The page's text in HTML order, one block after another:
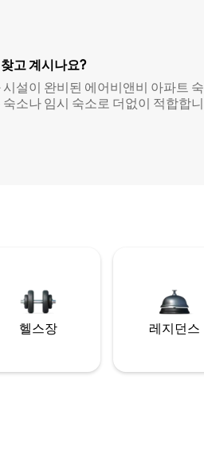
고 계시나요?
설이 완비된 에어비앤비 아파트 숙
소나 임시 숙소로 더없이 적합합니
헬스장 레지던스